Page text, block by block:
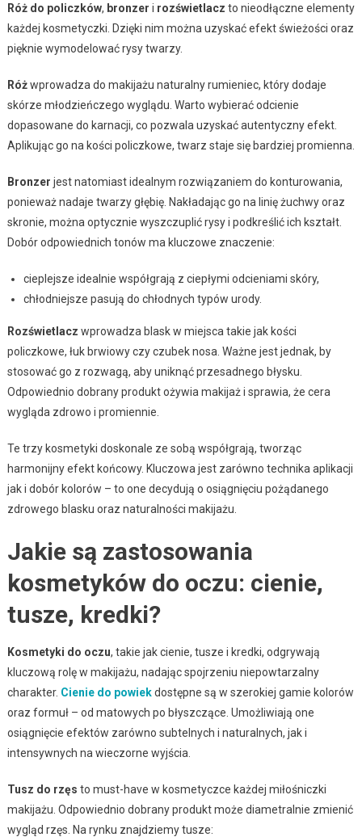
Róż do policzków, bronzer i rozświetlacz to nieodłączne elementy
każdej kosmetyczki. Dzięki nim można uzyskać efekt świeżości oraz
pięknie wymodelować rysy twarzy.
Różwprowadza do makijażu naturalny rumieniec, który dodaje
skórze młodzieńczego wyglądu. Warto wybierać odcienie
dopasowane do karnacji, co pozwala uzyskać autentyczny efekt.
Aplikując go na kości policzkowe, twarz staje się bardziej promienna.
Bronzer jest natomiast idealnym rozwiązaniem do konturowania,
ponieważ nadaje twarzy głębię. Nakładając go na linię żuchwy oraz
skronie, można optycznie wyszczuplić rysy i podkreślić ich kształt.
Dobór odpowiednich tonów ma kluczowe znaczenie:
cieplejsze idealnie współgrają z ciepłymi odcieniami skóry,
chłodniejsze pasują do chłodnych typów urody.
Rozświetlacz wprowadza blask w miejsca takie jak kości
policzkowe, łuk brwiowy czy czubek nosa. Ważne jest jednak, by
stosować go z rozwagą, aby uniknąć przesadnego błysku.
Odpowiednio dobrany produkt ożywia makijaż i sprawia, że cera
wygląda zdrowo i promiennie.
Te trzy kosmetyki doskonale ze sobą współgrają, tworząc
harmonijny efekt końcowy. Kluczowa jest zarówno technika aplikacji
jak i dobór kolorów – to one decydują o osiągnięciu pożądanego
zdrowego blasku oraz naturalności makijażu.
Jakie są zastosowania
kosmetyków do oczu: cienie,
tusze, kredki?
Kosmetyki do oczu, takie jak cienie, tusze i kredki, odgrywają
kluczową rolę w makijażu, nadając spojrzeniu niepowtarzalny
charakter. Cienie do powiekdostępne są w szerokiej gamie kolorów
oraz formuł – od matowych po błyszczące. Umożliwiają one
osiągnięcie efektów zarówno subtelnych i naturalnych, jak i
intensywnych na wieczorne wyjścia.
Tusz do rzęs to must-have w kosmetyczce każdej miłośniczki
makijażu. Odpowiednio dobrany produkt może diametralnie zmienić
wygląd rzęs. Na rynku znajdziemy tusze: